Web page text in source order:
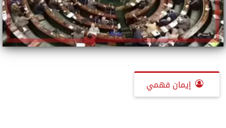
إيمان فهمي